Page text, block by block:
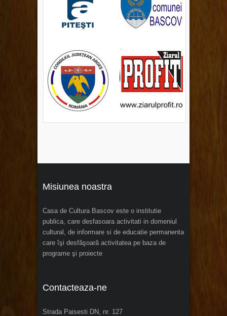
Misiunea noastra
Casa de Cultura Bascov este o institutie
publica, care desfasoara activitati in domeniul
cultural, de informare si de educatie permanenta
care îşi desfăşoară activitatea pe baza de
programe şi proiecte
Contacteaza-ne
Strada Paisesti DN, nr. 127